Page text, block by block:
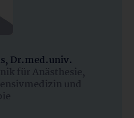
Dr.med.univ.
für Anästhesie,
und